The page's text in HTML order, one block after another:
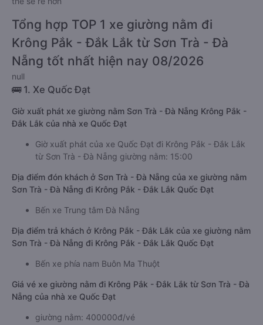
Tổng hợp TOP 1 xe giường nằm đi
Krông Pắk - Đắk Lắk từ Sơn Trà - Đà
Nẵng tốt nhất hiện nay 08/2026
null
🚌 1. Xe Quốc Đạt
Giờ xuất phát xe giường nằm Sơn Trà - Đà Nẵng Krông Pắk -
Đắk Lắk của nhà xe Quốc Đạt
Giờ xuất phát của xe Quốc Đạt đi Krông Pắk - Đắk Lắk
từ Sơn Trà - Đà Nẵng giường nằm: 15:00
Địa điểm đón khách ở Sơn Trà - Đà Nẵng của xe giường nằm
Sơn Trà - Đà Nẵng đi Krông Pắk - Đắk Lắk Quốc Đạt
Bến xe Trung tâm Đà Nẵng
Địa điểm trả khách ở Krông Pắk - Đắk Lắk của xe giường nằm
Sơn Trà - Đà Nẵng đi Krông Pắk - Đắk Lắk Quốc Đạt
Bến xe phía nam Buôn Ma Thuột
Giá vé xe giường nằm đi Krông Pắk - Đắk Lắk từ Sơn Trà - Đà
Nẵng của nhà xe Quốc Đạt
giường nằm: 400000đ/vé